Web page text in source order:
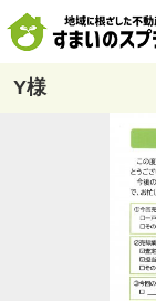
Y様